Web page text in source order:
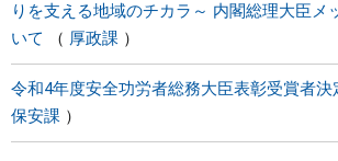
りを支える地域のチカラ～ 内閣総理大臣メ
いて
厚政課
令和4年度安全功労者総務大臣表彰受賞者決
保安課